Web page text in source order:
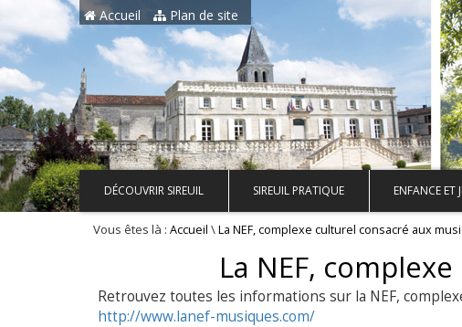
Aller au contenu principal
Accueil Plan de site
DÉCOUVRIR SIREUIL SIREUIL PRATIQUE ENFANCE ET
Vous êtes là : Accueil \La NEF, complexe culturel consacré aux
La NEF,
Retrouvez toutes les informations sur la NEF,
http://www.lanef-musiques.com/